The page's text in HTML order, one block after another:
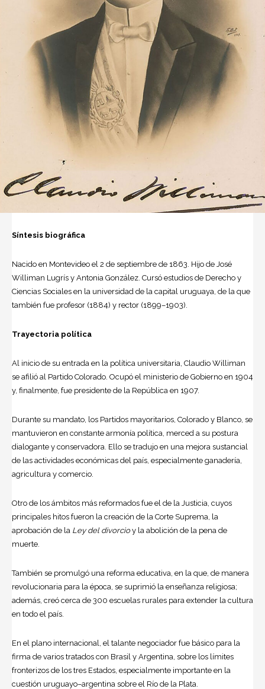
Síntesis biográfica
Nacido en Montevideo el 2 de septiembre de 1863. Hijo de José
Williman Lugrís y Antonia González. Cursó estudios de Derecho y
Ciencias Sociales en la universidad de la capital uruguaya, de la que
también fue profesor (1884) y rector (1899–1903).
Trayectoria política
Al inicio de su entrada en la política universitaria, Claudio Williman
se afilió al Partido Colorado. Ocupó el ministerio de Gobierno en 1904
y, finalmente, fue presidente de la República en 1907.
Durante su mandato, los Partidos mayoritarios, Colorado y Blanco, se
mantuvieron en constante armonía política, merced a su postura
dialogante y conservadora. Ello se tradujo en una mejora sustancial
de las actividades económicas del país, especialmente ganadería,
agricultura y comercio.
Otro de los ámbitos más reformados fue el de la Justicia, cuyos
principales hitos fueron la creación de la Corte Suprema, la
aprobación de la Ley del divorcioy la abolición de la pena de
muerte.
También se promulgó una reforma educativa, en la que, de manera
revolucionaria para la época, se suprimió la enseñanza religiosa;
además, creó cerca de 300 escuelas rurales para extender la cultura
en todo el país.
En el plano internacional, el talante negociador fue básico para la
firma de varios tratados con Brasil y Argentina, sobre los límites
fronterizos de los tres Estados, especialmente importante en la
cuestión uruguayo–argentina sobre el Río de la Plata